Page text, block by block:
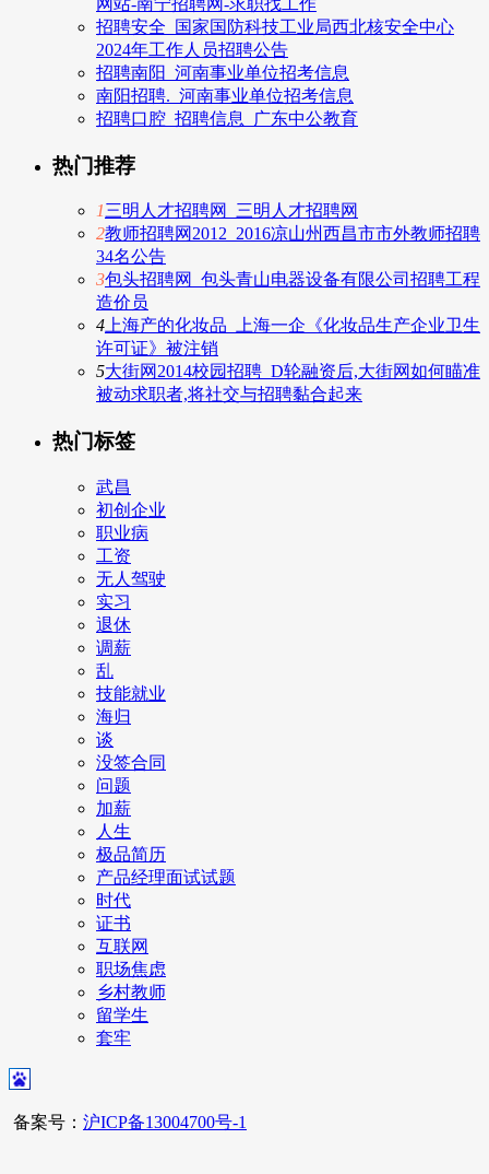
网站-南宁招聘网-求职找工作
招聘安全_国家国防科技工业局西北核安全中心
2024年工作人员招聘公告
招聘南阳_河南事业单位招考信息
南阳招聘._河南事业单位招考信息
招聘口腔_招聘信息_广东中公教育
热门推荐
1三明人才招聘网_三明人才招聘网
2教师招聘网2012_2016凉山州西昌市市外教师招聘
34名公告
3包头招聘网_包头青山电器设备有限公司招聘工程
造价员
4上海产的化妆品_上海一企《化妆品生产企业卫生
许可证》被注销
5大街网2014校园招聘_D轮融资后,大街网如何瞄准
被动求职者,将社交与招聘黏合起来
热门标签
武昌
初创企业
职业病
工资
无人驾驶
实习
退休
调薪
乱
技能就业
海归
谈
没签合同
问题
加薪
人生
极品简历
产品经理面试试题
时代
证书
互联网
职场焦虑
乡村教师
留学生
套牢
备案号： 沪ICP备13004700号-1